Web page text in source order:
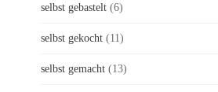
selbst gebastelt(6)
selbst gekocht(11)
selbst gemacht(13)